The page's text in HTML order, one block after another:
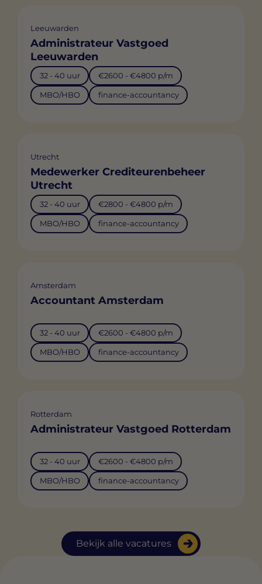
Bekijk alle vacatures
Leeuwarden
Administrateur Vastgoed
Leeuwarden
32 - 40 uur €2600 - €4800 p/m
MBO/HBO finance-accountancy
Utrecht
Medewerker Crediteurenbeheer
Utrecht
32 - 40 uur €2800 - €4800 p/m
MBO/HBO finance-accountancy
Amsterdam
Accountant Amsterdam
32 - 40 uur €2600 - €4800 p/m
MBO/HBO finance-accountancy
Rotterdam
Administrateur Vastgoed Rotterdam
32 - 40 uur €2600 - €4800 p/m
MBO/HBO finance-accountancy